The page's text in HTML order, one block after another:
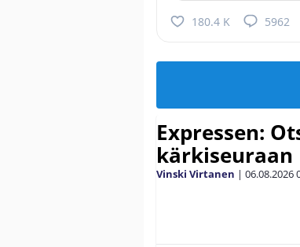
180.4 K 5962
Expressen:
kärkiseuraan
Vinski Virtanen | 06.08.2026